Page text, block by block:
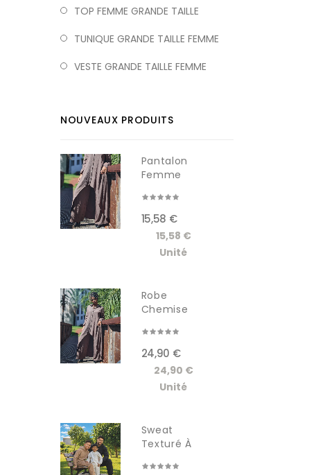
TOP FEMME GRANDE TAILLE
TUNIQUE GRANDE TAILLE FEMME
VESTE GRANDE TAILLE FEMME
NOUVEAUX PRODUITS
Pantalon
Femme
15,58 €
15,58 €
Unité
Robe
Chemise
Femme...
24,90 €
24,90 €
Unité
Sweat
Texturé À